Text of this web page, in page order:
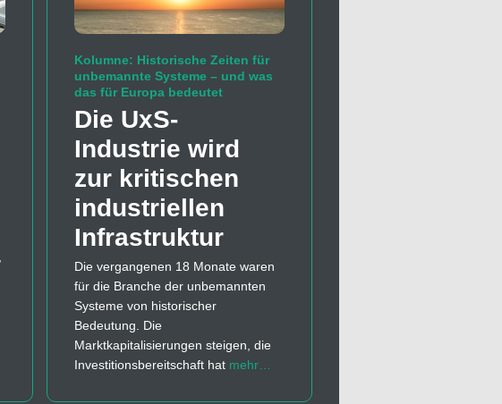
Kolumne: Historische Zeiten für
unbemannte Systeme – und was
das für Europa bedeutet
Die UxS-
Industrie wird
zur kritischen
industriellen
Infrastruktur
Die vergangenen 18 Monate waren
für die Branche der unbemannten
Systeme von historischer
Bedeutung. Die
Marktkapitalisierungen steigen, die
Investitionsbereitschaft hat mehr…